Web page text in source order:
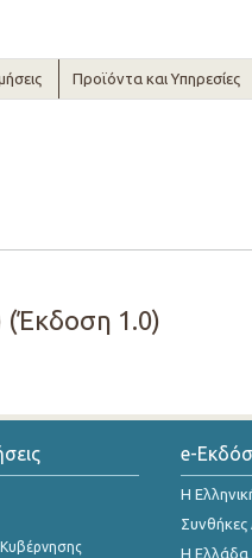
Προϊόντα και Υπηρεσίες
(Έκδοση 1.0)
e-
Η
Η Ελλάδα